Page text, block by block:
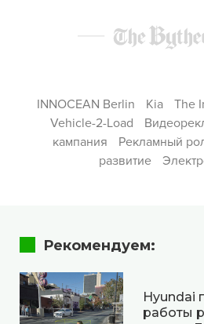
INNOCEAN Berlin Kia
The
Vehicle-2-Load
кампания
Рекламный
развитие
Рекомендуем:
Hyundai
работы